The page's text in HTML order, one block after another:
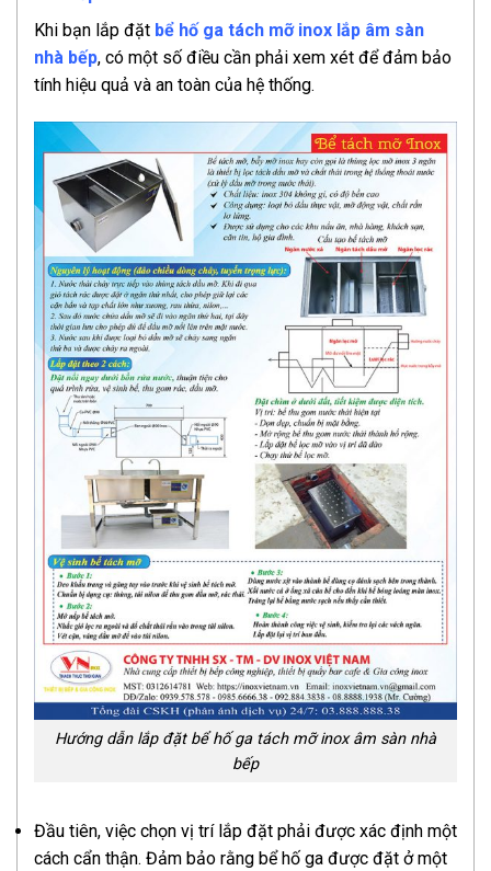
Khi bạn lắp đặt bể hố ga tách mỡ inox lắp âm sàn
nhà bếp, có một số điều cần phải xem xét để đảm bảo
tính hiệu quả và an toàn của hệ thống.
Hướng dẫn lắp đặt bể hố ga tách mỡ inox âm sàn nhà
bếp
Đầu tiên, việc chọn vị trí lắp đặt phải được xác định một
cách cẩn thận. Đảm bảo rằng bể hố ga được đặt ở một